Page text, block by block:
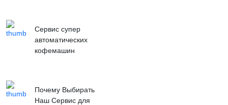
Сервис супер
автоматических
кофемашин
Почему Выбирать
Наш Сервис для